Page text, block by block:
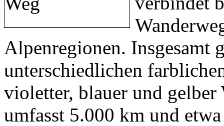
Alpenregionen. Insgesamt
unterschiedlichen
violetter, blauer und gelber
umfasst 5.000 km und